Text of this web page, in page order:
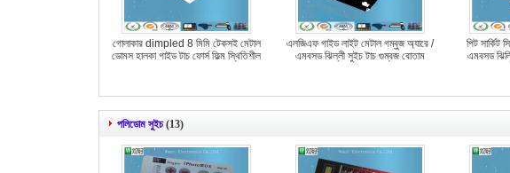
গোলাকার dimpled 8 মিমি টেকসই মেটাল
ডোমস হালকা গাইড টাচ ফোর্স ফিল্ম স্থিতিশীল
এলজিএফ গাইড লাইট মেটাল গম্বুজ অ্যারে /
এমবসড ঝিল্লী সুইচ টাচ গুম্বজ বোতাম
পিট সার্কিট
এমবসড
পলিডোম সুইচ (13)